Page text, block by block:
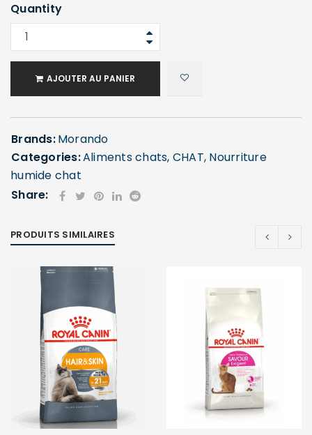
Quantity
AJOUTER AU PANIER
Brands:Morando
Categories:Aliments chats, CHAT, Nourriture
humide chat
Share:
PRODUITS SIMILAIRES